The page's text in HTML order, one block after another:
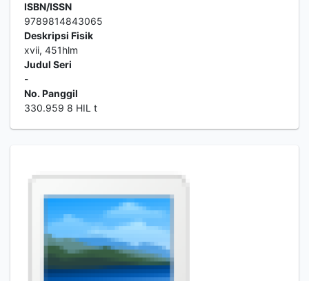
ISBN/ISSN
9789814843065
Deskripsi Fisik
xvii, 451hlm
Judul Seri
-
No. Panggil
330.959 8 HIL t